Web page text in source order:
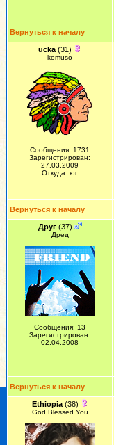
Вернуться к началу
ucka (31)
komuso
Сообщения: 1731
Зарегистрирован:
27.03.2009
Откуда: юг
Вернуться к началу
Друг(37)
Дред
Сообщения: 13
Зарегистрирован:
02.04.2008
Вернуться к началу
Ethiopia(38)
God Blessed You